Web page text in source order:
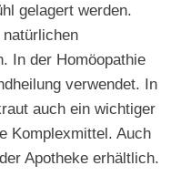
gelagert werden.
In der Homöopathie
verwendet. In
auch ein wichtiger
Komplexmittel. Auch
Apotheke erhältlich.